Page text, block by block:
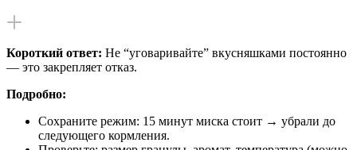
Короткий ответ: Не “уговаривайте” вкусняшками постоянно
— это закрепляет отказ.
Подробно:
Сохраните режим: 15 минут миска стоит → убрали до
следующего кормления.